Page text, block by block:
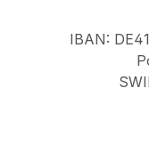
IBAN: